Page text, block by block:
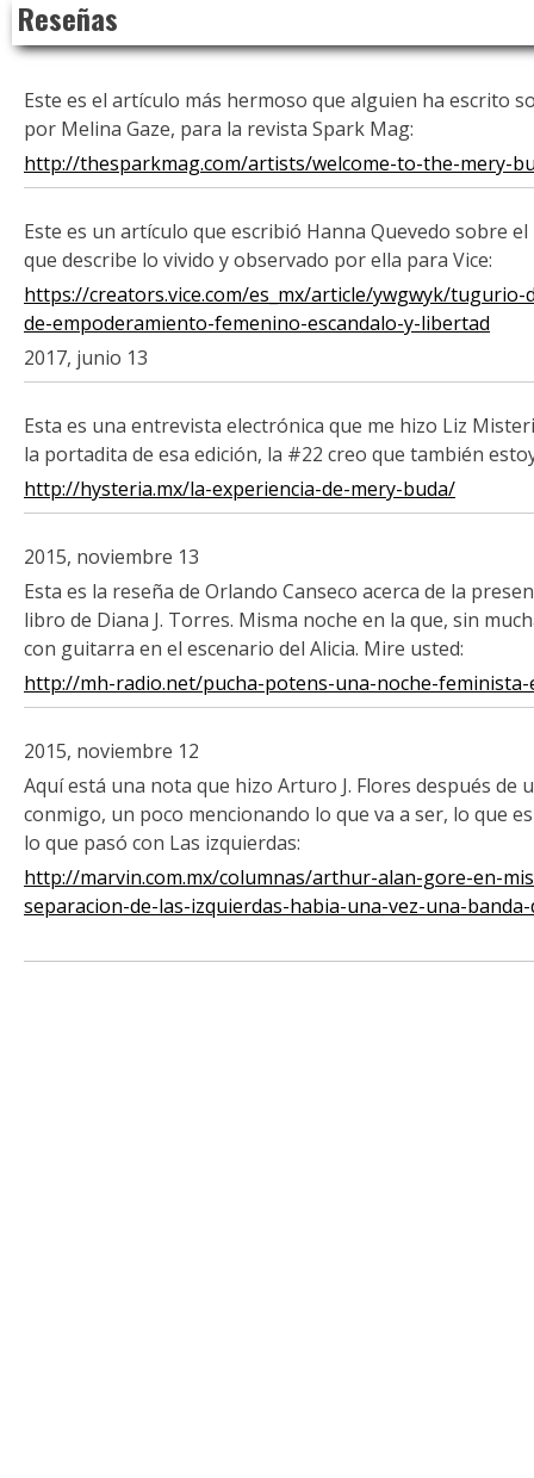
content
Reseñas
Este es el artículo más hermoso que alguien ha escrito
por Melina Gaze, para la revista Spark Mag:
http://thesparkmag.com/artists/welcome-to-the-mery-
Este es un artículo que escribió Hanna Quevedo sobre
que describe lo vivido y observado por ella para Vice:
https://creators.vice.com/es_mx/article/ywgwyk/
de-empoderamiento-femenino-escandalo-y-libertad
2017, junio 13
Esta es una entrevista electrónica que me hizo Liz
la portadita de esa edición, la #22 creo que también
http://hysteria.mx/la-experiencia-de-mery-buda/
2015, noviembre 13
Esta es la reseña de Orlando Canseco acerca de la
libro de Diana J. Torres. Misma noche en la que, sin
con guitarra en el escenario del Alicia. Mire usted:
http://mh-radio.net/pucha-potens-una-noche-
2015, noviembre 12
Aquí está una nota que hizo Arturo J. Flores después de
conmigo, un poco mencionando lo que va a ser, lo que
lo que pasó con Las izquierdas:
http://marvin.com.mx/columnas/arthur-alan-gore-en-
separacion-de-las-izquierdas-habia-una-vez-una-